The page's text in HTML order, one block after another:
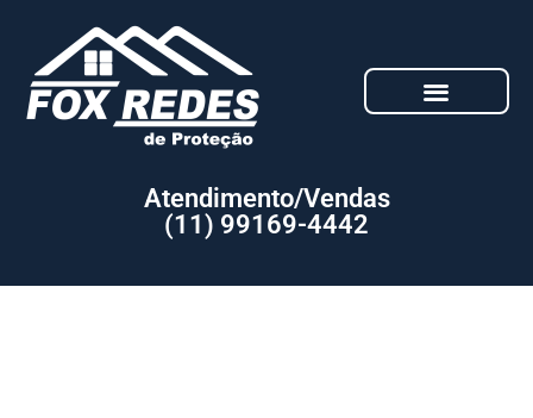
Atendimento/Vendas
(11) 99169-4442